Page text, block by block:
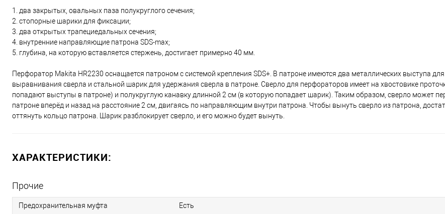
1. два закрытых, овальных паза полукруглого сечения;
2. стопорные шарики для фиксации;
3. два открытых трапециедальных сечения;
4. внутренние направляющие патрона SDS-max;
5. глубина, на которую вставляется стержень, достигает примерно 40 мм.
Перфоратор Makita HR2230 оснащается патроном с системой крепления SDS+. В патроне имеются два металлических выступа
выравнивания сверла и стальной шарик для удержания сверла в патроне. Сверло для перфораторов имеет на хвостовике
попадают выступы в патроне) и полукруглую канавку длинной 2 см (в которую попадает шарик). Таким образом, сверло может
патроне вперёд и назад на расстояние 2 см, двигаясь по направляющим внутри патрона. Чтобы вынуть сверло из патрона,
оттянуть кольцо патрона. Шарик разблокирует сверло, и его можно будет вынуть.
ХАРАКТЕРИСТИКИ:
Прочие
Предохранительная муфта Есть